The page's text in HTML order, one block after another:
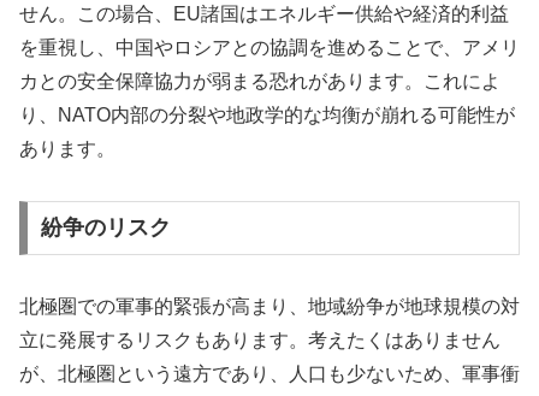
せん。この場合、EU諸国はエネルギー供給や経済的利益
を重視し、中国やロシアとの協調を進めることで、アメリ
カとの安全保障協力が弱まる恐れがあります。これによ
り、NATO内部の分裂や地政学的な均衡が崩れる可能性が
あります。
紛争のリスク
北極圏での軍事的緊張が高まり、地域紛争が地球規模の対
立に発展するリスクもあります。考えたくはありません
が、北極圏という遠方であり、人口も少ないため、軍事衝